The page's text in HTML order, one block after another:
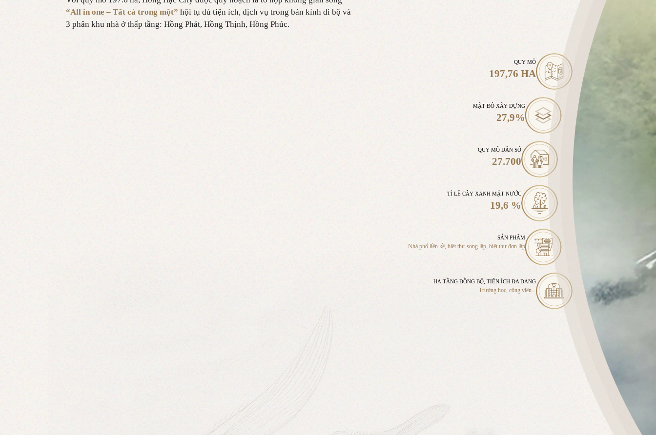
“All in one – Tất cả trong một” hội tụ đủ tiện ích, dịch vụ trong bán kính đi bộ và
3 phân khu nhà ở thấp tầng: Hồng Phát, Hồng Thịnh, Hồng Phúc.
QUY MÔ
197,76 HA
MẬT ĐỘ XÂY DỰNG
27,9%
QUY MÔ DÂN SỐ
27.700
TỈ LỆ CÂY XANH MẶT NƯỚC
19,6 %
SẢN PHẨM
Nhà phố liền kề, biệt thự song lập, biệt thự đơn lập
HẠ TẦNG ĐỒNG BỘ, TIỆN ÍCH ĐA DẠNG
Trường học, công viên...